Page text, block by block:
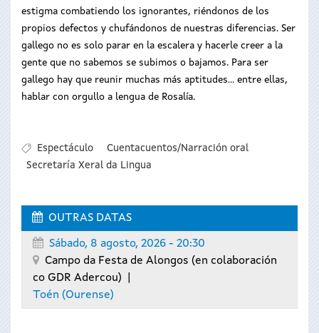
estigma combatiendo los ignorantes, riéndonos de los
propios defectos y chufándonos de nuestras diferencias. Ser
gallego no es solo parar en la escalera y hacerle creer a la
gente que no sabemos se subimos o bajamos. Para ser
gallego hay que reunir muchas más aptitudes... entre ellas,
hablar con orgullo a lengua de Rosalía.
Espectáculo
Cuentacuentos/Narración oral
Secretaría Xeral da Lingua
OUTRAS DATAS
Sábado, 8 agosto, 2026 - 20:30
Campo da Festa de Alongos (en colaboración
co GDR Adercou)
Toén (Ourense)